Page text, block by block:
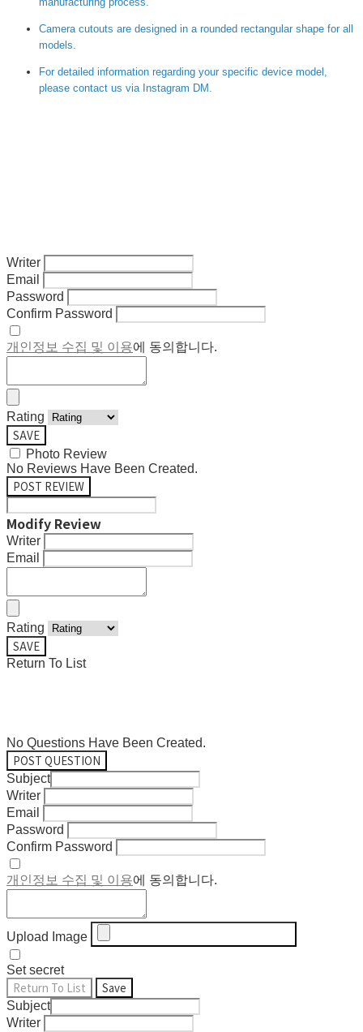
Camera cutouts are designed in a rounded rectangular shape for all
models.
For detailed information regarding your specific device model,
please contact us via Instagram DM.
Writer
Email
Password
Confirm Password
개인정보 수집 및 이용에 동의합니다.
Rating
SAVE
Photo Review
No Reviews Have Been Created.
POST REVIEW
Modify Review
Writer
Email
Rating
SAVE
Return To List
No Questions Have Been Created.
POST QUESTION
Subject
Writer
Email
Password
Confirm Password
개인정보 수집 및 이용에 동의합니다.
Upload Image
Set secret
Return To List Save
Subject
Writer